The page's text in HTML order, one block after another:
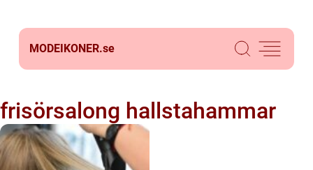
MODEIKONER.se
frisörsalong hallstahammar